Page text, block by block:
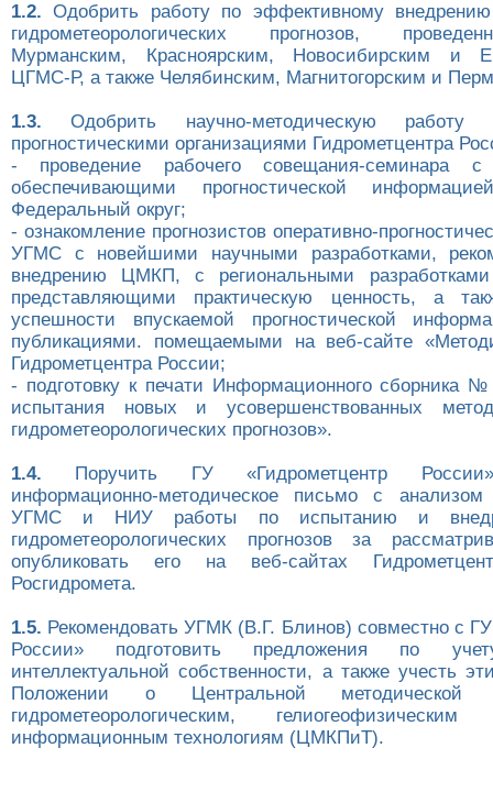
1.2. Одобрить работу по эффективному
гидрометеорологических прогнозов,
Мурманским, Красноярским, Новосибирским и
ЦГМС-Р, а также Челябинским, Магнитогорским и
1.3. Одобрить научно-методическую работу
прогностическими организациями Гидрометцентра
- проведение рабочего совещания-семинара с
обеспечивающими прогностической
Федеральный округ;
- ознакомление прогнозистов оперативно-
УГМС с новейшими научными разработками,
внедрению ЦМКП, с региональными
представляющими практическую ценность, а
успешности впускаемой прогностической
публикациями. помещаемыми на веб-сайте
Гидрометцентра России;
- подготовку к печати Информационного сборника
испытания новых и усовершенствованных
гидрометеорологических прогнозов».
1.4. Поручить ГУ «Гидрометцентр
информационно-методическое письмо с
УГМС и НИУ работы по испытанию и
гидрометеорологических прогнозов за
опубликовать его на веб-сайтах
Росгидромета.
1.5. Рекомендовать УГМК (В.Г. Блинов) совместно с
России» подготовить предложения по
интеллектуальной собственности, а также учесть
Положении о Центральной
гидрометеорологическим,
информационным технологиям (ЦМКПиТ).